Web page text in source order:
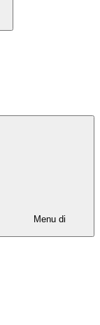
Menu di